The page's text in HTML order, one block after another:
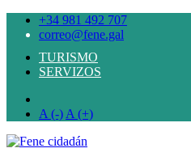
+34 981 492 707
correo@fene.gal
TURISMO
SERVIZOS
A (-) A (+)